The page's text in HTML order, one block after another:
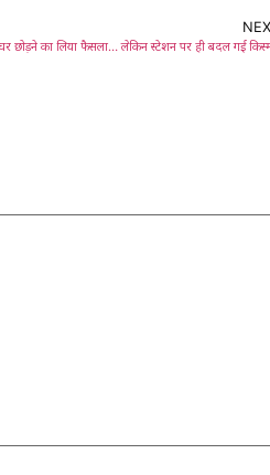
छोड़ने का लिया फैसला… लेकिन स्टेशन पर ही बदल गई